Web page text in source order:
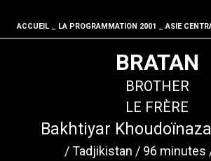
Fil d'ariane
ACCUEIL LA PROGRAMMATION 2001 ASIE
BRATAN
BROTHER
LE FRÈRE
Bakhtiyar
Tadjikistan
96 minutes